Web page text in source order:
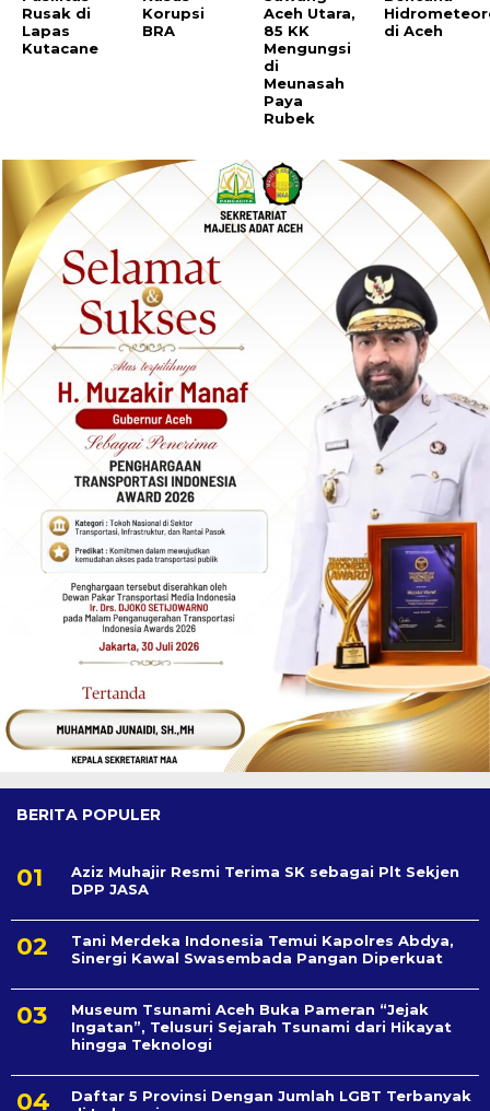
Rusak di
Lapas
Kutacane
Korupsi
BRA
Aceh Utara,
85 KK
Mengungsi
di
Meunasah
Paya
Rubek
di Aceh
BERITA POPULER
Aziz Muhajir Resmi Terima SK sebagai Plt Sekjen
DPP JASA
Tani Merdeka Indonesia Temui Kapolres Abdya,
Sinergi Kawal Swasembada Pangan Diperkuat
Museum Tsunami Aceh Buka Pameran “Jejak
Ingatan”, Telusuri Sejarah Tsunami dari Hikayat
hingga Teknologi
Daftar 5 Provinsi Dengan Jumlah LGBT Terbanyak